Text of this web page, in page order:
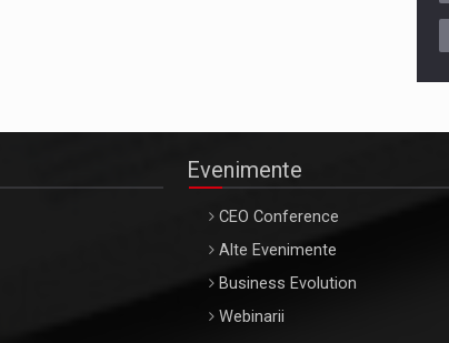
Evenimente
CEO Conference
Alte Evenimente
Business Evolution
Webinarii